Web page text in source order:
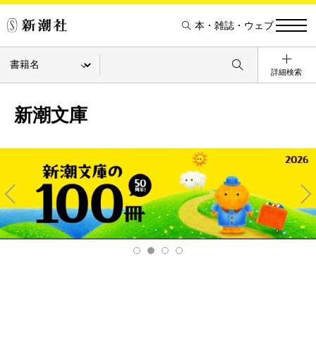
本・雑誌・ウェブ
詳細検索
新潮文庫
Pre
v
Ne
xt